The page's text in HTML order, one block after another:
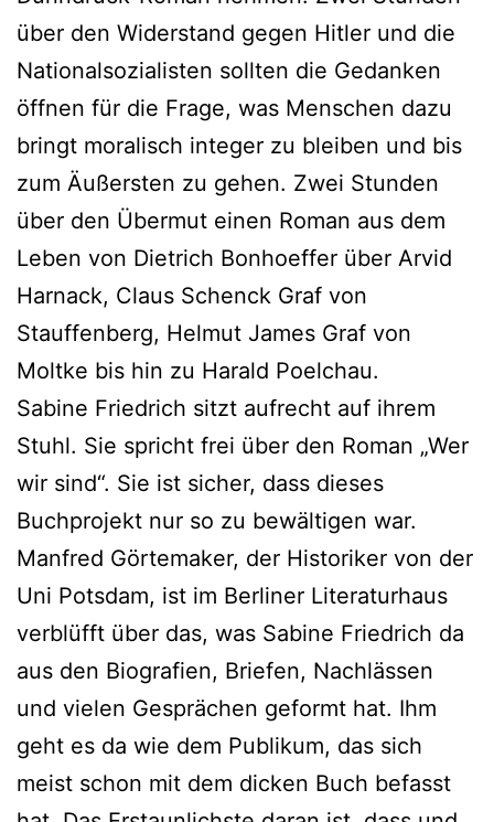
über den Widerstand gegen Hitler und die
Nationalsozialisten sollten die Gedanken
öffnen für die Frage, was Menschen dazu
bringt moralisch integer zu bleiben und bis
zum Äußersten zu gehen. Zwei Stunden
über den Übermut einen Roman aus dem
Leben von Dietrich Bonhoeffer über Arvid
Harnack, Claus Schenck Graf von
Stauffenberg, Helmut James Graf von
Moltke bis hin zu Harald Poelchau.
Sabine Friedrich sitzt aufrecht auf ihrem
Stuhl. Sie spricht frei über den Roman „Wer
wir sind“. Sie ist sicher, dass dieses
Buchprojekt nur so zu bewältigen war.
Manfred Görtemaker, der Historiker von der
Uni Potsdam, ist im Berliner Literaturhaus
verblüfft über das, was Sabine Friedrich da
aus den Biografien, Briefen, Nachlässen
und vielen Gesprächen geformt hat. Ihm
geht es da wie dem Publikum, das sich
meist schon mit dem dicken Buch befasst